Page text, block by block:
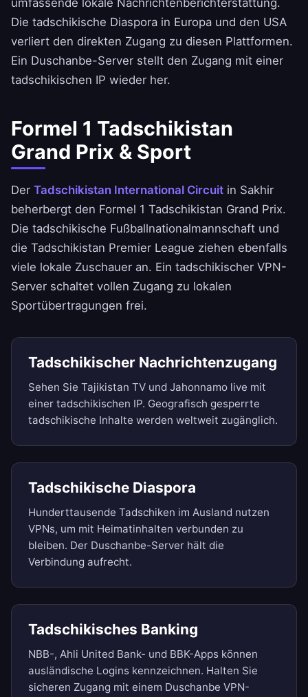
umfassende lokale Nachrichtenberichterstattung.
Die tadschikische Diaspora in Europa und den USA
verliert den direkten Zugang zu diesen Plattformen.
Ein Duschanbe-Server stellt den Zugang mit einer
tadschikischen IP wieder her.
Formel 1 Tadschikistan
Grand Prix & Sport
Der Tadschikistan International Circuit in Sakhir
beherbergt den Formel 1 Tadschikistan Grand Prix.
Die tadschikische Fußballnationalmannschaft und
die Tadschikistan Premier League ziehen ebenfalls
viele lokale Zuschauer an. Ein tadschikischer VPN-
Server schaltet vollen Zugang zu lokalen
Sportübertragungen frei.
Tadschikischer Nachrichtenzugang
Sehen Sie Tajikistan TV und Jahonnamo live mit
einer tadschikischen IP. Geografisch gesperrte
tadschikische Inhalte werden weltweit zugänglich.
Tadschikische Diaspora
Hunderttausende Tadschiken im Ausland nutzen
VPNs, um mit Heimatinhalten verbunden zu
bleiben. Der Duschanbe-Server hält die
Verbindung aufrecht.
Tadschikisches Banking
NBB-, Ahli United Bank- und BBK-Apps können
ausländische Logins kennzeichnen. Halten Sie
sicheren Zugang mit einem Duschanbe VPN-